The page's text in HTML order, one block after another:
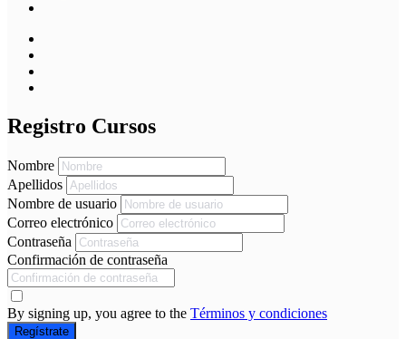
Registro Cursos
Nombre
Apellidos
Nombre de usuario
Correo electrónico
Contraseña
Confirmación de contraseña
By signing up, you agree to the Términos y condiciones
Regístrate